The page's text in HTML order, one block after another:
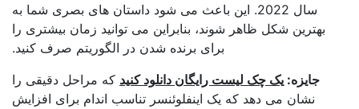
سال 2022. این باعث می شود داستان های بصری شما به
بهترین شکل ظاهر شوند، بنابراین می توانید زمان بیشتری را
برای برنده شدن در الگوریتم صرف کنید.
جایزه:یک چک لیست رایگان دانلود کنید که مراحل دقیقی را
نشان می دهد که یک اینفلوئنسر تناسب اندام برای افزایش